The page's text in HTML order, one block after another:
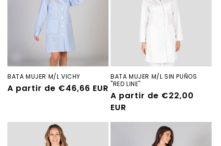
BATA MUJER M/L VICHY
Precio
A partir de €46,66 EUR
BATA MUJER M/L SIN PUÑOS
"RED LINE"
Precio
habitual
A partir de €22,00
EUR